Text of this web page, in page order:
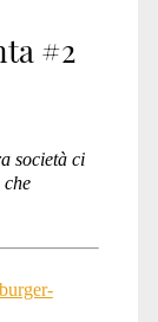
#2
società ci
che